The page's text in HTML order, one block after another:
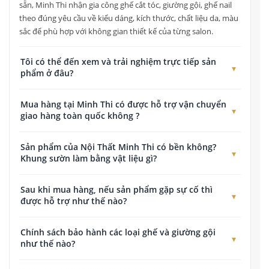
sẵn, Minh Thi nhận gia công ghế cắt tóc, giường gội, ghế nail
theo đúng yêu cầu về kiểu dáng, kích thước, chất liệu da, màu
sắc để phù hợp với không gian thiết kế của từng salon.
Tôi có thể đến xem và trải nghiệm trực tiếp sản
phẩm ở đâu?
trực tiếp tất cả các dòng sản phẩm tại Showroom của chúng
tôi ở địa chỉ: 178 Đường Vĩnh Lộc, Tân Vĩnh Lộc, TP. Hồ Chí
Mua hàng tại Minh Thi có được hỗ trợ vận chuyển
giao hàng toàn quốc không ?
toàn quốc. Chúng tôi có chính sách hỗ trợ chi phí vận chuyển
tối ưu cho các đơn hàng tại TP. Hồ Chí Minh và hỗ trợ gửi
Sản phẩm của Nội Thất Minh Thi có bền không?
Khung sườn làm bằng vật liệu gì?
trên khung sắt, khung gô chịu lực chắc chắn, gia công trực tiếp
tại xưởng và kiểm tra kỹ trước khi giao hàng. Tùy từng dòng
mọt giúp tăng độ bền trong quá trình sử dụng.
Sau khi mua hàng, nếu sản phẩm gặp sự cố thì
được hỗ trợ như thế nào?
trong suốt quá trình sử dụng sản phẩm.
Chính sách bảo hành các loại ghế và giường gội
như thế nào?